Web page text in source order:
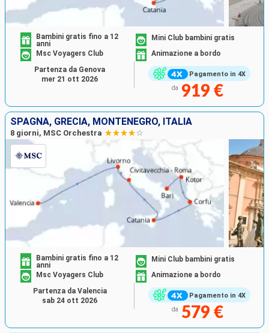
Pagamento in 4X
Bambini gratis fino a 12
anni
Mini Club bambini gratis
Msc Voyagers Club
Animazione a bordo
da 919 €
Partenza da Genova
mer 21 ott 2026
SPAGNA, GRECIA, MONTENEGRO, ITALIA
8 giorni, MSC Orchestra
Pagamento in 4X
Bambini gratis fino a 12
anni
Mini Club bambini gratis
Msc Voyagers Club
Animazione a bordo
da 579 €
Partenza da Valencia
sab 24 ott 2026